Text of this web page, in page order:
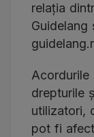
relația
Guidelang
Acordurile
drepturile
utilizatori,
pot fi